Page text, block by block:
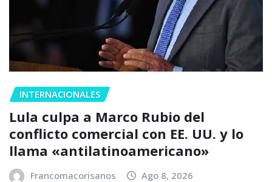
INTERNACIONALES
Lula culpa a Marco Rubio del
conflicto comercial con EE. UU. y lo
llama «antilatinoamericano»
Francomacorisanos Ago 8, 2026